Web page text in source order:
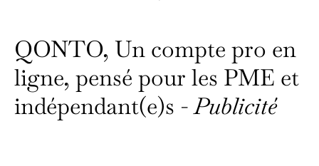
QONTO, Un compte pro en
ligne, pensé pour les PME et
indépendant(e)s -Publicité